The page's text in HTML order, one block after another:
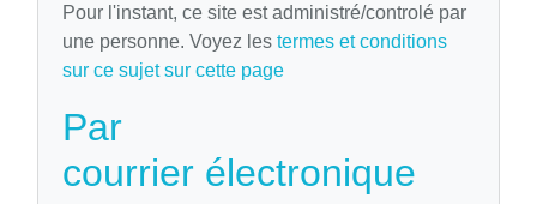
Pour l'instant, ce site est administré/controlé par
une personne. Voyez les termes et conditions
sur ce sujet sur cette page
Par
courrier électronique